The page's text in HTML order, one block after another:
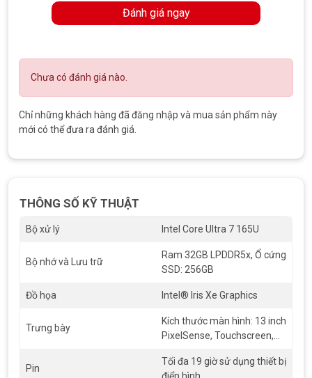
thật đáng kinh ngạc trong hầu hết mọi điều kiện ánh sáng.
riêng, tất cả mà không làm mất đi trải nghiệm khi sử dụng bằng
cảm ứng và bút.
Camera Studio siêu rộng
Microsoft tập trung nhiều sự chú ý vào việc cải thiện trải
nghiệm gọi video trên Microsoft Teams và các ứng dụng khác.
siêu rộng mới, đây là camera mặt trước tốt nhất từng được
114°, quay video ở độ phân giải 1440p và sử dụng Hiệu ứng
khung hình và trông đẹp nhất trong các cuộc gọi video.
Đánh giá ngay
Chưa có đánh giá nào.
Chỉ những khách hàng đã đăng nhập và mua sản phẩm này
mới có thể đưa ra đánh giá.
THÔNG SỐ KỸ THUẬT
Bộ xử lý Intel Core Ultra 7 165U
Bộ nhớ và Lưu trữ
Ram 32GB LPDDR5x, Ổ cứng
SSD: 256GB
Đồ họa Intel® Iris Xe Graphics
Trưng bày
Kích thước màn hình: 13 inch
PixelSense, Touchscreen,
Resolution: 2880 x 1920
Pin
Tối đa 19 giờ sử dụng thiết bị
điển hình